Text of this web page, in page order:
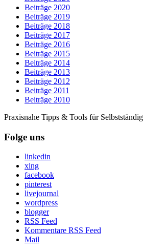
Beiträge 2020
Beiträge 2019
Beiträge 2018
Beiträge 2017
Beiträge 2016
Beiträge 2015
Beiträge 2014
Beiträge 2013
Beiträge 2012
Beiträge 2011
Beiträge 2010
Praxisnahe Tipps & Tools für
Folge uns
linkedin
xing
facebook
pinterest
livejournal
wordpress
blogger
RSS Feed
Kommentare RSS Feed
Mail